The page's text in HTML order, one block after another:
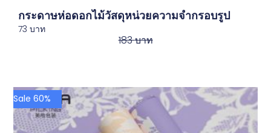
กระดาษห่อดอกไม้วัสดุหน่วยความจำกรอบรูป
183บาท
73บาท
Sale 60%